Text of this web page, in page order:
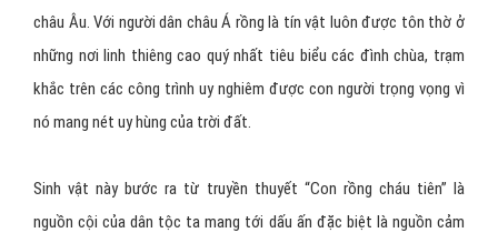
châu Âu. Với người dân châu Á rồng là tín vật luôn được tôn thờ ở
những nơi linh thiêng cao quý nhất tiêu biểu các đình chùa, trạm
khắc trên các công trình uy nghiêm được con người trọng vọng vì
nó mang nét uy hùng của trời đất.
Sinh vật này bước ra từ truyền thuyết “Con rồng cháu tiên” là
nguồn cội của dân tộc ta mang tới dấu ấn đặc biệt là nguồn cảm